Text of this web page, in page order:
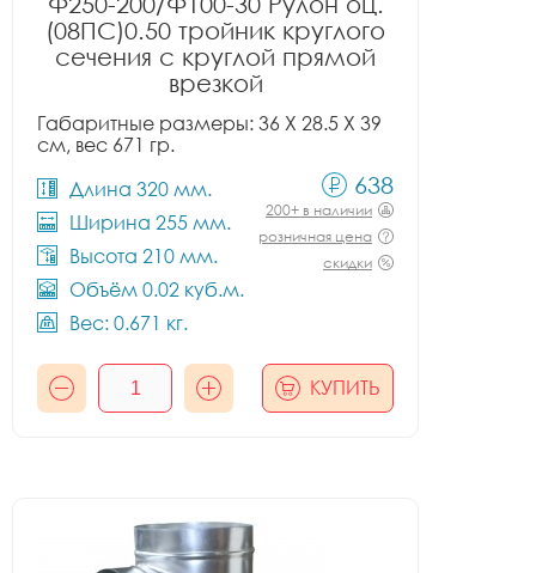
(08ПС)0.50 тройник круглого
сечения с круглой прямой
врезкой
Габаритные размеры: 36 X 28.5 X 39
см, вес 671 гр.
Длина 320 мм.
Ширина 255 мм.
Высота 210 мм.
Объём 0.02 куб.м.
Вес: 0.671 кг.
638
200+ в наличии
розничная цена
скидки
КУПИТЬ